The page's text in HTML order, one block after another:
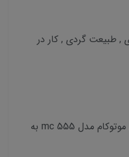
طبیعت گردی , کار در
هنگام خرید بیسیم واکی تاکی موتوکام مدل mc 555 به